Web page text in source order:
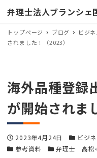
弁理士法人ブランシェ
トップページ ブログ ビジネ
されました！（2023）
海外品種登録
が開始されま
投稿日
2023年4月24日 カテゴリ
ビジ
カテゴリー
参考資料 カテゴリー
弁理士 高松